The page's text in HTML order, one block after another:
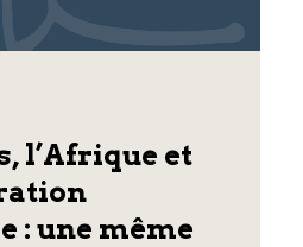
l’Afrique et
: une même